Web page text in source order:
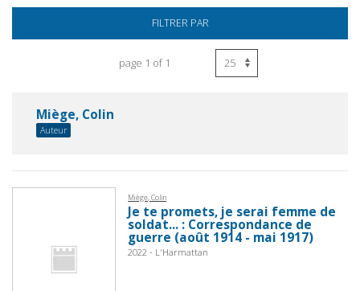
FILTRER PAR
page 1 of 1
Miège, Colin
Auteur
Miège, Colin
Je te promets, je serai femme de
soldat... : Correspondance de
guerre (août 1914 - mai 1917)
2022 - L'Harmattan